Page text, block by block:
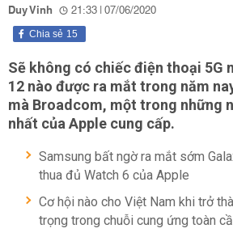
Duy Vinh 21:33 | 07/06/2020
15
Chia sẻ
Sẽ không có chiếc điện thoại 5G
12 nào được ra mắt trong năm
mà Broadcom, một trong những
nhất của Apple cung cấp.
Samsung bất ngờ ra mắt sớm
thua đủ Watch 6 của Apple
Cơ hội nào cho Việt Nam khi trở
trọng trong chuỗi cung ứng toàn